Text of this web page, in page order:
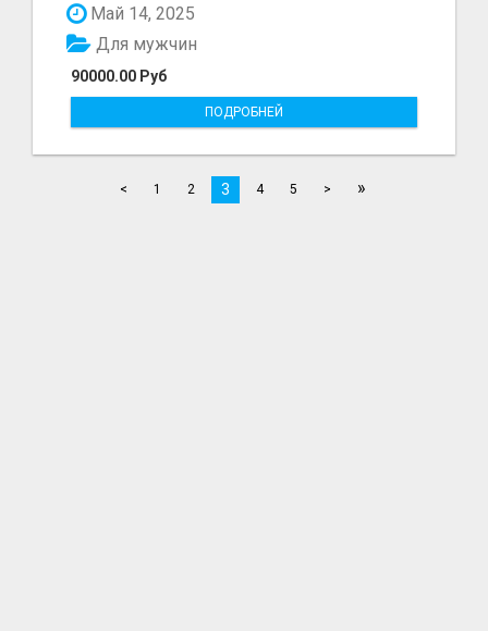
Май 14, 2025
90000.00 Руб
Для мужчин
ПОДРОБНЕЙ
< 1 2 3 4 5 > »